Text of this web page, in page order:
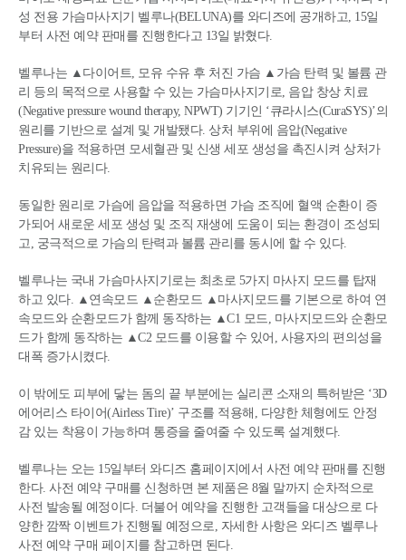
성 전용 가슴마사지기 벨루나(BELUNA)를 와디즈에 공개하고, 15일
부터 사전 예약 판매를 진행한다고 13일 밝혔다.
벨루나는 ▲다이어트, 모유 수유 후 처진 가슴 ▲가슴 탄력 및 볼륨 관
리 등의 목적으로 사용할 수 있는 가슴마사지기로, 음압 창상 치료
(Negative pressure wound therapy, NPWT) 기기인 ‘큐라시스(CuraSYS)’의
원리를 기반으로 설계 및 개발됐다. 상처 부위에 음압(Negative
Pressure)을 적용하면 모세혈관 및 신생 세포 생성을 촉진시켜 상처가
치유되는 원리다.
동일한 원리로 가슴에 음압을 적용하면 가슴 조직에 혈액 순환이 증
가되어 새로운 세포 생성 및 조직 재생에 도움이 되는 환경이 조성되
고, 궁극적으로 가슴의 탄력과 볼륨 관리를 동시에 할 수 있다.
벨루나는 국내 가슴마사지기로는 최초로 5가지 마사지 모드를 탑재
하고 있다. ▲연속모드 ▲순환모드 ▲마사지모드를 기본으로 하여 연
속모드와 순환모드가 함께 동작하는 ▲C1 모드, 마사지모드와 순환모
드가 함께 동작하는 ▲C2 모드를 이용할 수 있어, 사용자의 편의성을
대폭 증가시켰다.
이 밖에도 피부에 닿는 돔의 끝 부분에는 실리콘 소재의 특허받은 ‘3D
에어리스 타이어(Airless Tire)’ 구조를 적용해, 다양한 체형에도 안정
감 있는 착용이 가능하며 통증을 줄여줄 수 있도록 설계했다.
벨루나는 오는 15일부터 와디즈 홈페이지에서 사전 예약 판매를 진행
한다. 사전 예약 구매를 신청하면 본 제품은 8월 말까지 순차적으로
사전 발송될 예정이다. 더불어 예약을 진행한 고객들을 대상으로 다
양한 깜짝 이벤트가 진행될 예정으로, 자세한 사항은 와디즈 벨루나
사전 예약 구매 페이지를 참고하면 된다.